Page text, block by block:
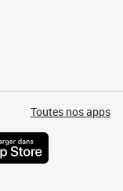
Toutes nos apps